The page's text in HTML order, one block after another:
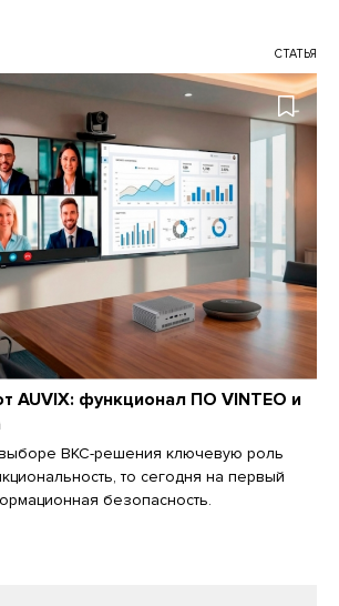
СТАТЬЯ
AUVIX: функционал ПО VINTEO и
ВКС-решения ключевую роль
то сегодня на первый
безопасность.